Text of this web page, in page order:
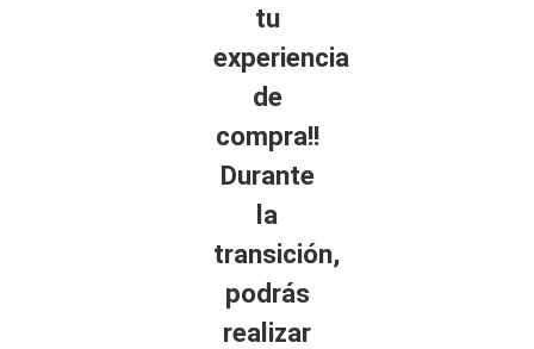
tu
experiencia
de
compra!!
Durante
la
transición,
podrás
realizar